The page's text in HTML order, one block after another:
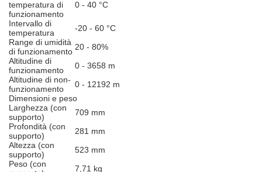
temperatura di
funzionamento
0 - 40 °C
Intervallo di
temperatura
-20 - 60 °C
Range di umidità
di funzionamento 20 - 80%
Altitudine di
funzionamento
0 - 3658 m
Altitudine di non-
funzionamento
0 - 12192 m
Dimensioni e peso
Larghezza (con
supporto)
709 mm
Profondità (con
supporto)
281 mm
Altezza (con
supporto)
523 mm
Peso (con
7,71 kg